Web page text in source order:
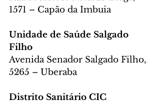
1571 – Capão da Imbuia
Unidade de Saúde Salgado
Filho
Avenida Senador Salgado Filho,
5265 – Uberaba
Distrito Sanitário CIC